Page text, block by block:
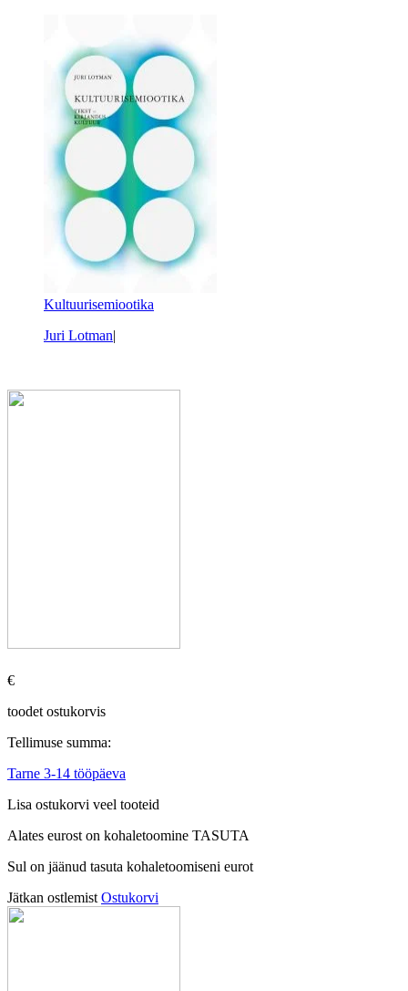
Kultuurisemiootika
Juri Lotman
€
toodet ostukorvis
Tellimuse summa:
Tarne 3-14 tööpäeva
Lisa ostukorvi veel tooteid
Alates eurost on kohaletoomine TASUTA
Sul on jäänud tasuta kohaletoomiseni eurot
Jätkan ostlemist Ostukorvi